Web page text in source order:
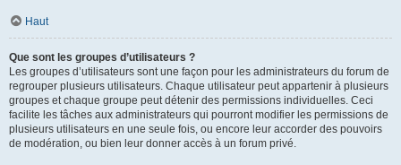
Haut
Que sont les groupes d’utilisateurs ?
Les groupes d’utilisateurs sont une façon pour les administrateurs du forum de
regrouper plusieurs utilisateurs. Chaque utilisateur peut appartenir à plusieurs
groupes et chaque groupe peut détenir des permissions individuelles. Ceci
facilite les tâches aux administrateurs qui pourront modifier les permissions de
plusieurs utilisateurs en une seule fois, ou encore leur accorder des pouvoirs
de modération, ou bien leur donner accès à un forum privé.